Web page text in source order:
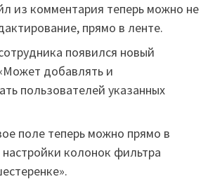
из комментария теперь можно не
прямо в ленте.
появился новый
добавлять и
пользователей указанных
поле теперь можно прямо в
колонок фильтра